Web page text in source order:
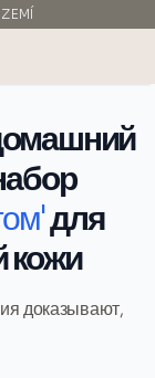
для
кожи
доказывают,